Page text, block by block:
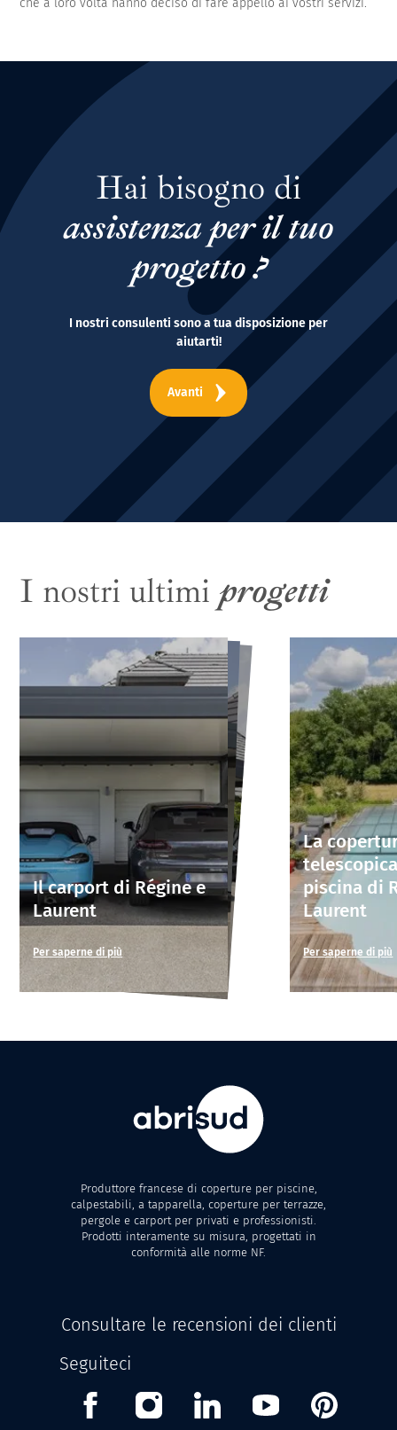
che a loro volta hanno deciso di fare appello ai vostri servizi.
Hai bisogno di
assistenza per il tuo
progetto ?
I nostri consulenti sono a tua disposizione per
aiutarti!
Avanti
I nostri ultimi progetti
Il carport di Régine e
Laurent
Per saperne di più
La
piscina di
Laurent
Per saperne di più
Produttore francese di coperture per piscine,
calpestabili, a tapparella, coperture per terrazze,
pergole e carport per privati e professionisti.
Prodotti interamente su misura, progettati in
conformità alle norme NF.
Consultare le recensioni dei clienti
Seguiteci
Facebook Instagram Linkedin Youtube